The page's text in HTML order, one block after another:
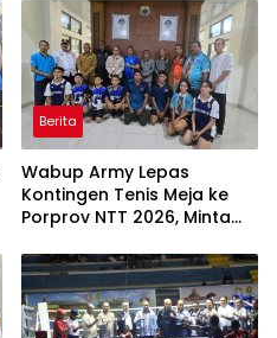
Berita
Wabup Army Lepas
Kontingen Tenis Meja ke
Porprov NTT 2026, Minta
Prestasi